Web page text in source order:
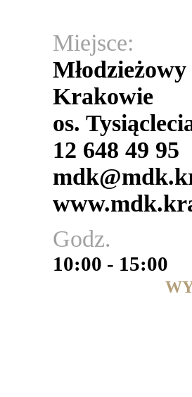
Miejsce:
Krakowie
os.
12 648 49 95
Godz.
10:00 - 15:00